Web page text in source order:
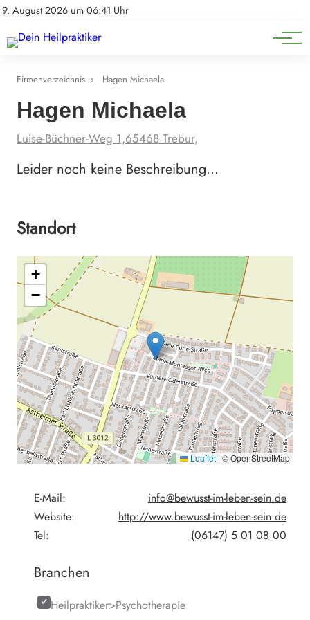
9. August 2026 um 06:41 Uhr
Impressum
Natürliche Medizin
Heilpflanzen & Kräuterkunde
Firmenverzeichnis › Hagen Michaela
Hagen Michaela
Luise-Büchner-Weg 1,65468 Trebur,
Leider noch keine Beschreibung…
Standort
+
−
Leaflet | © OpenStreetMap
E-Mail:
info@bewusst-im-leben-sein.de
Website:
http://www.bewusst-im-leben-sein.de
Tel:
(06147) 5 01 08 00
Branchen
Heilpraktiker>Psychotherapie